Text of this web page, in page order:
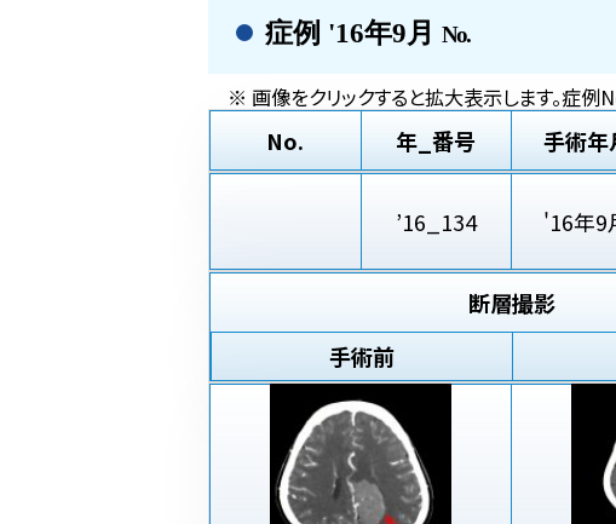
症例 '16年9月 No.
※ 画像をクリックすると拡大表示します。症例
No. 年_番号 手術年
’16_134 '16年9
断層撮影
手術前